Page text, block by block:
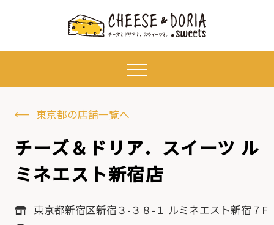
東京都の店舗一覧へ
チーズ＆ドリア．スイーツ ル
ミネエスト新宿店
東京都新宿区新宿３-３８-１ ルミネエスト新宿７F